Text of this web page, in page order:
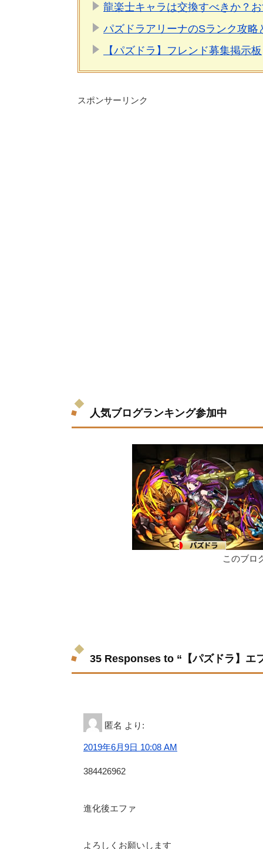
龍楽士キャラは交換すべきか？
パズドラアリーナのSランク攻略
【パズドラ】フレンド募集掲示板
スポンサーリンク
人気ブログランキング参加中
このブロ
35 Responses to “【パズドラ】エ
匿名 より:
2019年6月9日 10:08 AM
384426962
進化後エファ
よろしくお願いします